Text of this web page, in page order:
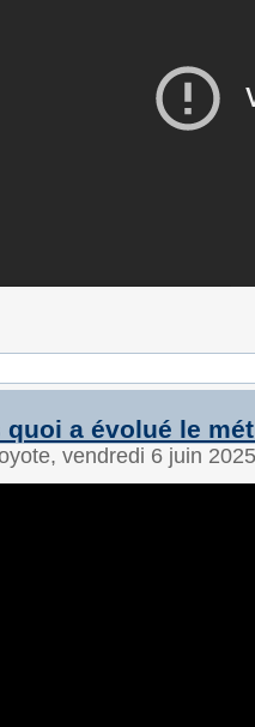
quoi a évolué le
vendredi 6 juin